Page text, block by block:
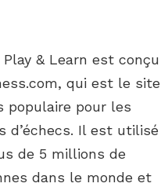
Play & Learn est conçu
qui est le site
populaire pour les
d’échecs. Il est utilisé
de 5 millions de
dans le monde et